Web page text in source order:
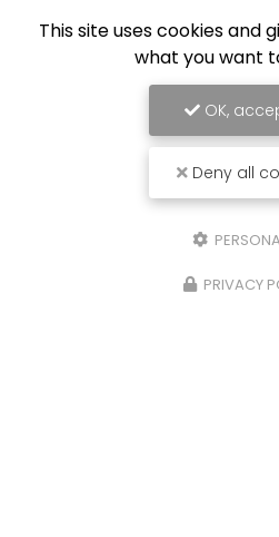
This site uses cookies and
what you want
OK,
Deny all
PRIVACY